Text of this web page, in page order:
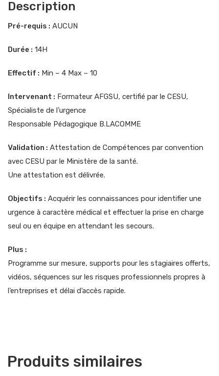
Description
Pré-requis : AUCUN
Durée : 14H
Effectif : Min – 4 Max – 10
Intervenant : Formateur AFGSU, certifié par le CESU,
Spécialiste de l’urgence
Responsable Pédagogique B.LACOMME
Validation : Attestation de Compétences par convention
avec CESU par le Ministère de la santé.
Une attestation est délivrée.
Objectifs : Acquérir les connaissances pour identifier une
urgence à caractère médical et effectuer la prise en charge
seul ou en équipe en attendant les secours.
Plus :
Programme sur mesure, supports pour les stagiaires offerts,
vidéos, séquences sur les risques professionnels propres à
l’entreprises et délai d’accès rapide.
Produits similaires